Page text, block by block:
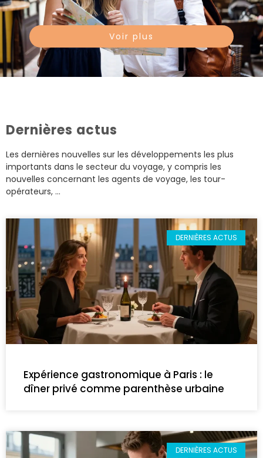
Voir plus
Dernières actus
Les dernières nouvelles sur les développements les plus
importants dans le secteur du voyage, y compris les
nouvelles concernant les agents de voyage, les tour-
opérateurs, …
DERNIÈRES ACTUS
Expérience gastronomique à Paris : le
dîner privé comme parenthèse urbaine
DERNIÈRES ACTUS